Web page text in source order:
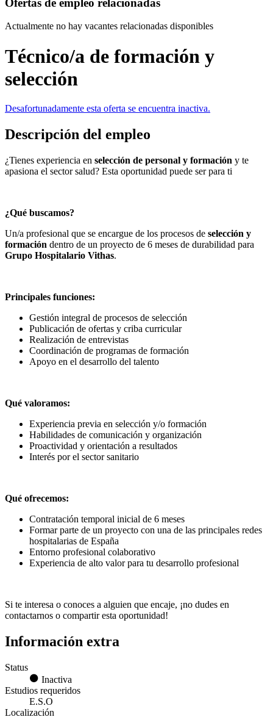
Actualmente no hay vacantes relacionadas disponibles
Técnico/a de formación y
selección
Desafortunadamente esta oferta se encuentra inactiva.
Descripción del empleo
¿Tienes experiencia en selección de personal y formación y te
apasiona el sector salud? Esta oportunidad puede ser para ti
¿Qué buscamos?
Un/a profesional que se encargue de los procesos de selección y
formación dentro de un proyecto de 6 meses de durabilidad para
Grupo Hospitalario Vithas.
Principales funciones:
Gestión integral de procesos de selección
Publicación de ofertas y criba curricular
Realización de entrevistas
Coordinación de programas de formación
Apoyo en el desarrollo del talento
Qué valoramos:
Experiencia previa en selección y/o formación
Habilidades de comunicación y organización
Proactividad y orientación a resultados
Interés por el sector sanitario
Qué ofrecemos:
Contratación temporal inicial de 6 meses
Formar parte de un proyecto con una de las principales redes
hospitalarias de España
Entorno profesional colaborativo
Experiencia de alto valor para tu desarrollo profesional
Si te interesa o conoces a alguien que encaje, ¡no dudes en
contactarnos o compartir esta oportunidad!
Información extra
Status
Inactiva
Estudios requeridos
E.S.O
Localización